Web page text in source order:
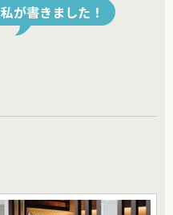
私が書きました！